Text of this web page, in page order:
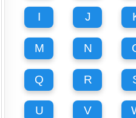
I J
M N
Q R
U V